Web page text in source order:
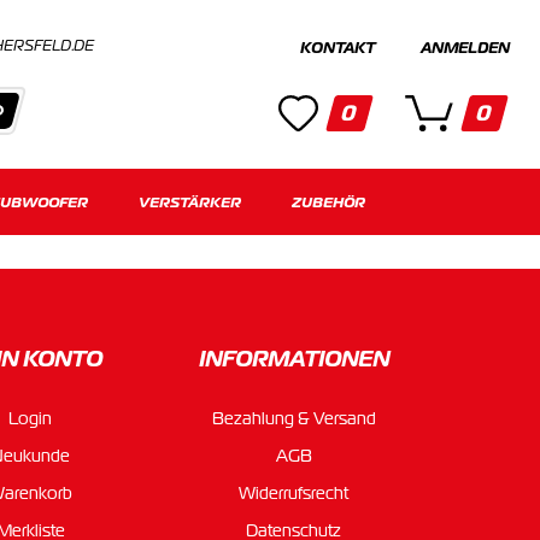
Kategorien
KONTAKT
0
ANMELDEN
0
VERSTÄRKER ZUBEHÖR
KONTO
Login
INFORMATIONEN
Bezahlung & Versand
AGB
Widerrufsrecht
Datenschutz